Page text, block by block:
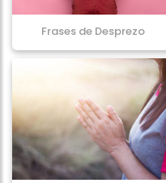
Frases de Desprezo